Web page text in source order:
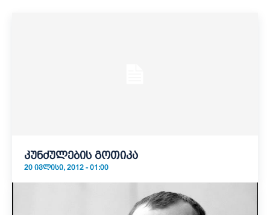
კუნძულების გოთიკა
20 ᲘᲕᲚᲘᲡᲘ, 2012 - 01:00